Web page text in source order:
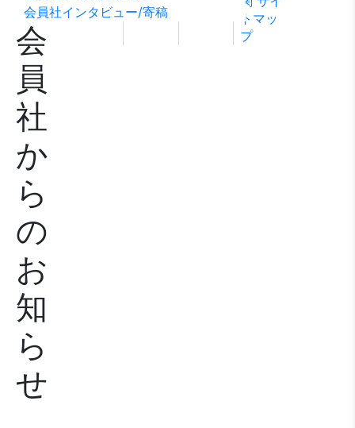
トマッ
プ
会員社インタビュー/寄稿
会
員
社
か
ら
の
お
知
ら
せ